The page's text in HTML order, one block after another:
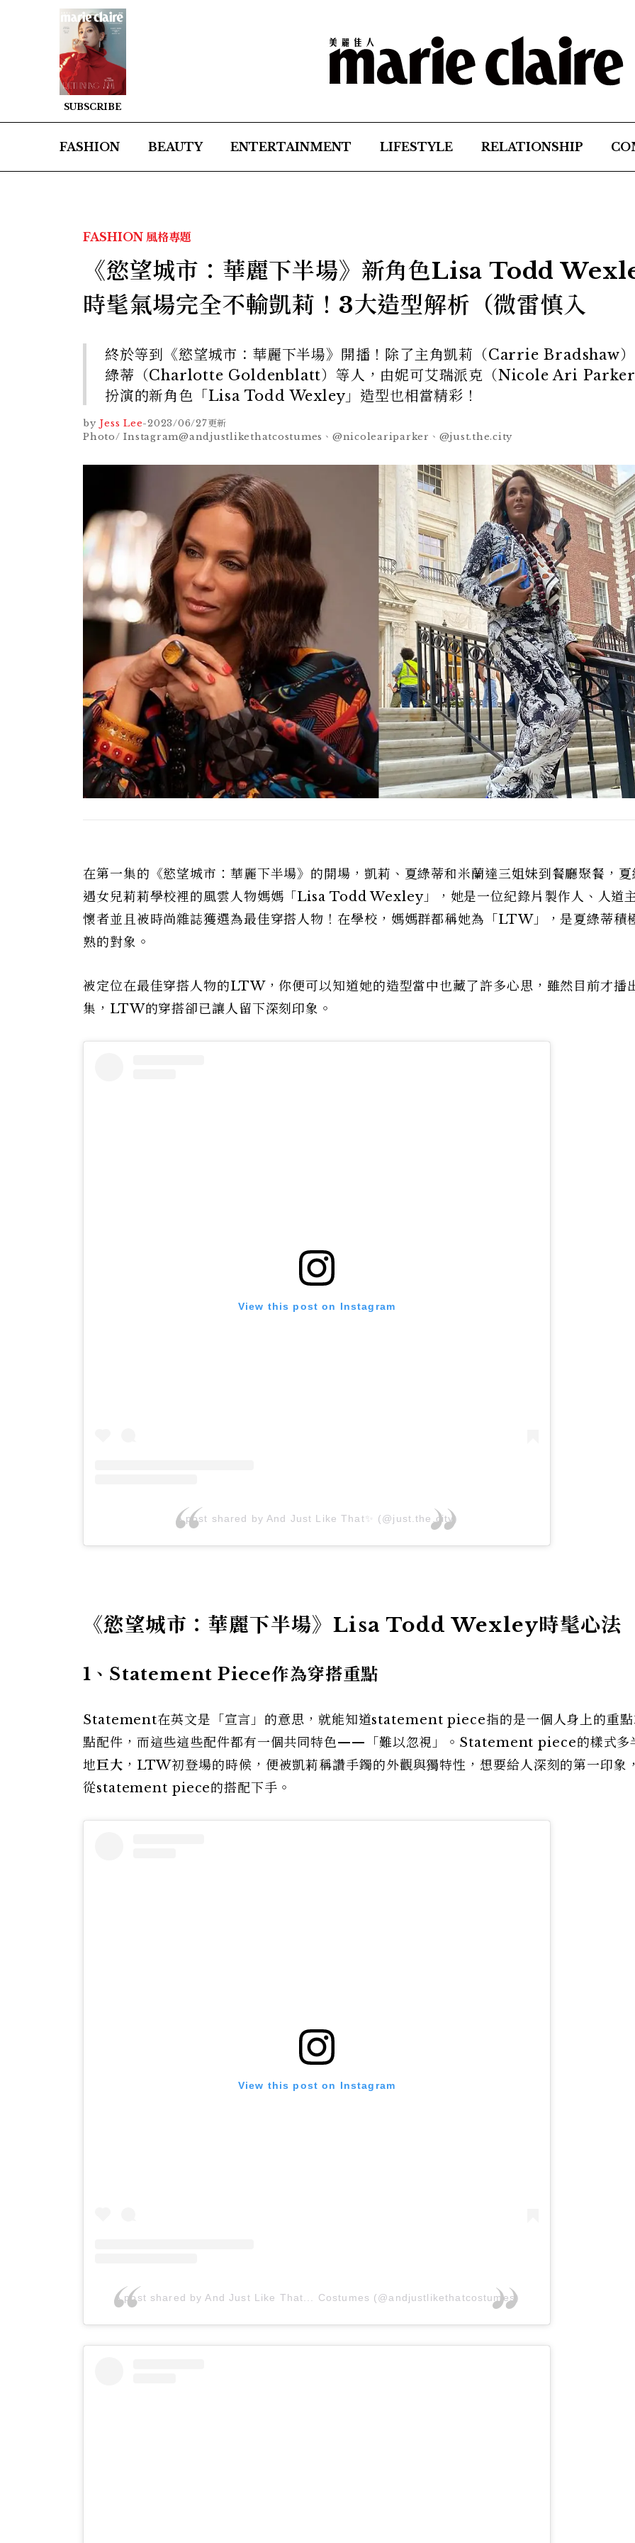
SUBSCRIBE
FASHION BEAUTY ENTERTAINMENT LIFESTYLE RELATIONSHIP
FASHION 風格專題
《慾望城市：華麗下半場》新角色Lisa Todd
時髦氣場完全不輸凱莉！3大造型解析（微雷慎入
終於等到《慾望城市：華麗下半場》開播！除了主角凱莉（Carrie Bradshaw
綠蒂（Charlotte Goldenblatt）等人，由妮可艾瑞派克（Nicole Ari
扮演的新角色「Lisa Todd Wexley」造型也相當精彩！
by Jess Lee-2023/06/27更新
Photo/ Instagram@andjustlikethatcostumes、@nicoleariparker、@just.the.city
在第一集的《慾望城市：華麗下半場》的開場，凱莉、夏綠蒂和米蘭達三姐妹到餐廳聚餐，
遇女兒莉莉學校裡的風雲人物媽媽「Lisa Todd Wexley」，她是一位紀錄片製作人、人道
懷者並且被時尚雜誌獲選為最佳穿搭人物！在學校，媽媽群都稱她為「LTW」，是夏綠蒂積
熟的對象。
被定位在最佳穿搭人物的LTW，你便可以知道她的造型當中也藏了許多心思，雖然目前才播
集，LTW的穿搭卻已讓人留下深刻印象。
View this post on Instagram
A post shared by And Just Like That✨ (@just.the.city)
《慾望城市：華麗下半場》Lisa Todd Wexley時髦心法
1、Statement Piece作為穿搭重點
Statement在英文是「宣言」的意思，就能知道statement piece指的是一個人身上的重點
點配件，而這些這些配件都有一個共同特色——「難以忽視」。Statement piece的樣式多
地巨大 ，LTW初登場的時候，便被凱莉稱讚手鐲的外觀與獨特性，想要給人深刻的第一印象
從statement piece的搭配下手。
View this post on Instagram
A post shared by And Just Like That... Costumes (@andjustlikethatcostumes)